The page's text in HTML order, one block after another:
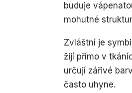
buduje
mohutné
Zvláštní je
žijí přímo v
určují zářivé
často uhyne.